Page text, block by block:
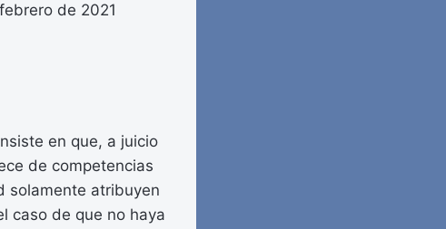
de 2021
en que, a juicio
de competencias
solamente atribuyen
caso de que no haya